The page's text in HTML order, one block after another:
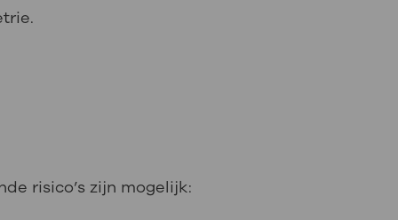
risico’s zijn mogelijk: